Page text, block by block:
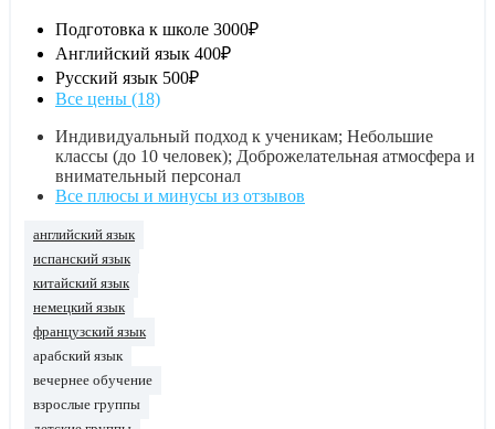
Подготовка к школе 3000₽
Английский язык 400₽
Русский язык 500₽
Все цены (18)
Индивидуальный подход к ученикам; Небольшие
классы (до 10 человек); Доброжелательная атмосфера и
внимательный персонал
Все плюсы и минусы из отзывов
английский язык
испанский язык
китайский язык
немецкий язык
французский язык
арабский язык
вечернее обучение
взрослые группы